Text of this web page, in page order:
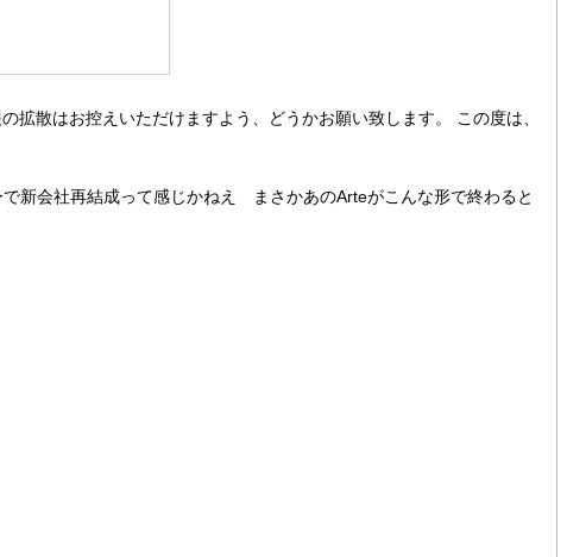
散はお控えいただけますよう、どうかお願い致します。 この度は、
新会社再結成って感じかねえ まさかあのArteがこんな形で終わると